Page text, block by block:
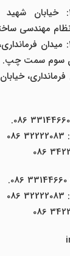
ساختمان شماره 1:
نظام مهندسی
- ساختمان شماره 2:
سوم سمت چپ.
فرمانداری،